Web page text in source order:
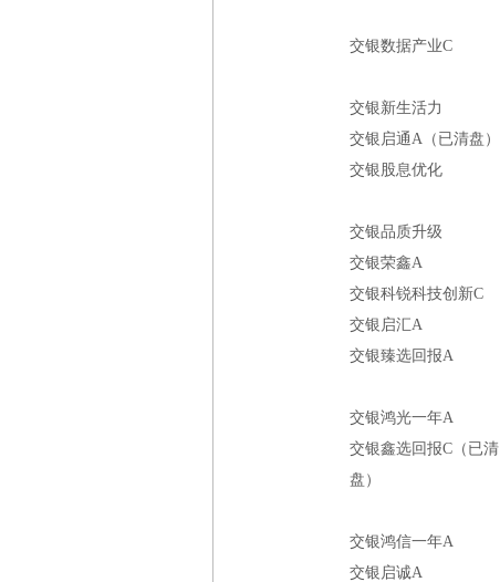
交银数据产业C
交银新生活力
交银启通A（已清盘）
交银股息优化
交银品质升级
交银荣鑫A
交银科锐科技创新C
交银启汇A
交银臻选回报A
交银鸿光一年A
交银鑫选回报C（已清
盘）
交银鸿信一年A
交银启诚A